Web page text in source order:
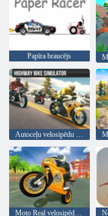
Papīra braucējs
Autoceļu velosipēdu simulators
Moto Real velosipēdu sacīkstes